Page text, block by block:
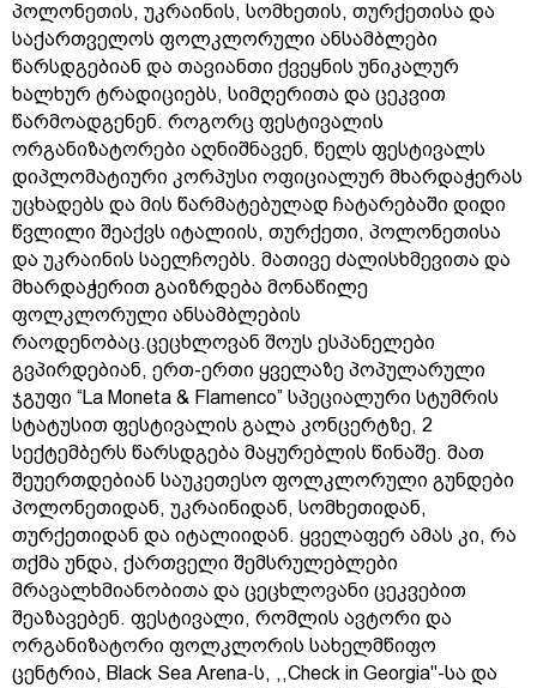
პოლონეთის, უკრაინის, სომხეთის, თურქეთისა და
საქართველოს ფოლკლორული ანსამბლები
წარსდგებიან და თავიანთი ქვეყნის უნიკალურ
ხალხურ ტრადიციებს, სიმღერითა და ცეკვით
წარმოადგენენ. როგორც ფესტივალის
ორგანიზატორები აღნიშნავენ, წელს ფესტივალს
დიპლომატიური კორპუსი ოფიციალურ მხარდაჭერას
უცხადებს და მის წარმატებულად ჩატარებაში დიდი
წვლილი შეაქვს იტალიის, თურქეთი, პოლონეთისა
და უკრაინის საელჩოებს. მათივე ძალისხმევითა და
მხარდაჭერით გაიზრდება მონაწილე
ფოლკლორული ანსამბლების
რაოდენობაც.ცეცხლოვან შოუს ესპანელები
გვპირდებიან, ერთ-ერთი ყველაზე პოპულარული
ჯგუფი “La Moneta & Flamenco” სპეციალური სტუმრის
სტატუსით ფესტივალის გალა კონცერტზე, 2
სექტემბერს წარსდგება მაყურებლის წინაშე. მათ
შეუერთდებიან საუკეთესო ფოლკლორული გუნდები
პოლონეთიდან, უკრაინიდან, სომხეთიდან,
თურქეთიდან და იტალიიდან. ყველაფერ ამას კი, რა
თქმა უნდა, ქართველი შემსრულებლები
მრავალხმიანობითა და ცეცხლოვანი ცეკვებით
შეაზავებენ. ფესტივალი, რომლის ავტორი და
ორგანიზატორი ფოლკლორის სახელმწიფო
ცენტრია, Black Sea Arena-ს, ,,Check in Georgia"-სა და